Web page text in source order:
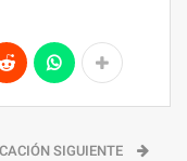
SIGUIENTE